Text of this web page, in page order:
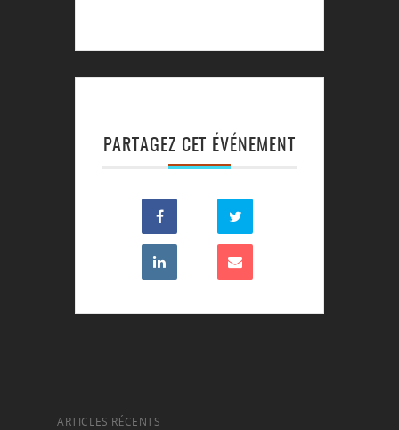
PARTAGEZ CET ÉVÉNEMENT
ARTICLES RÉCENTS